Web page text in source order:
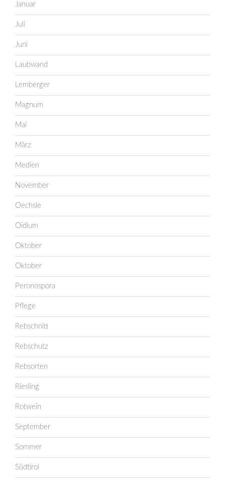
Januar
Juli
Juni
Laubwand
Lemberger
Magnum
Mai
März
Medien
November
Oechsle
Oidium
Oktober
Oktober
Peronospora
Pflege
Rebschnitt
Rebschutz
Rebsorten
Riesling
Rotwein
September
Sommer
Südtirol